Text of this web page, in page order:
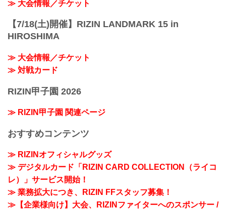
≫ 大会情報／チケット
【7/18(土)開催】RIZIN LANDMARK 15 in
HIROSHIMA
≫ 大会情報／チケット
≫ 対戦カード
RIZIN甲子園 2026
≫ RIZIN甲子園 関連ページ
おすすめコンテンツ
≫ RIZINオフィシャルグッズ
≫ デジタルカード「RIZIN CARD COLLECTION（ライコ
レ）」サービス開始！
≫ 業務拡大につき、RIZIN FFスタッフ募集！
≫【企業様向け】大会、RIZINファイターへのスポンサー /